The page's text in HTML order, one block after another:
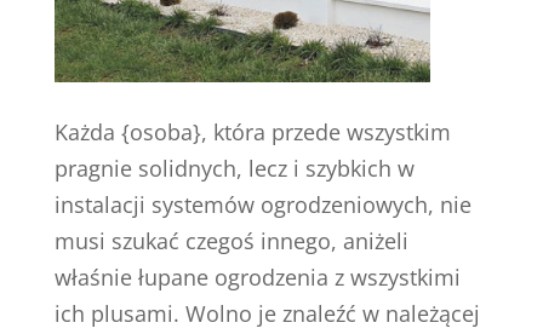
Każda {osoba}, która przede wszystkim
pragnie solidnych, lecz i szybkich w
instalacji systemów ogrodzeniowych, nie
musi szukać czegoś innego, aniżeli
właśnie łupane ogrodzenia z wszystkimi
ich plusami. Wolno je znaleźć w należącej